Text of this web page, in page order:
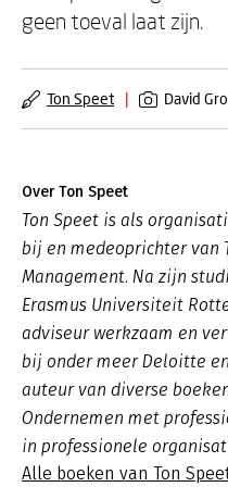
geen toeval laat zijn.
Ton Speet | David
Over Ton Speet
Ton Speet is als
bij en medeoprichter van
Management. Na zijn
Erasmus Universiteit
adviseur werkzaam en
bij onder meer Deloitte
auteur van diverse
Ondernemen met
in professionele
Alle boeken van Ton